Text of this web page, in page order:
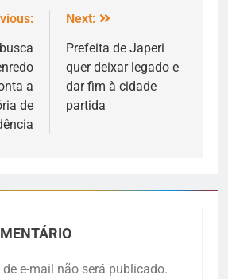
a
de
Next:
Prefeita de Japeri
quer deixar legado e
dar fim à cidade
partida
de e-mail não será publicado.